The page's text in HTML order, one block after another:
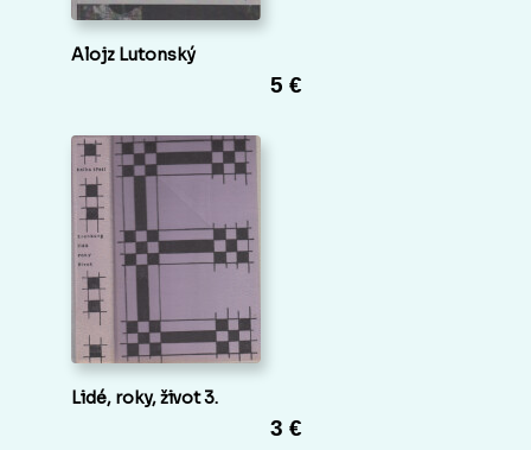
Alojz Lutonský
5 €
Lidé, roky, život 3.
3 €